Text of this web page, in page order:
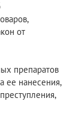
от
препаратов
ее нанесения,